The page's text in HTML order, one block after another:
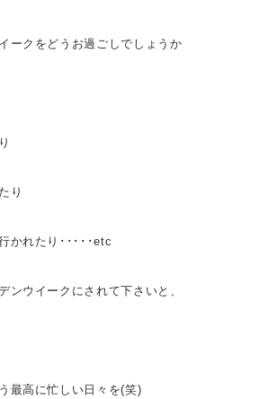
ークをどうお過ごしでしょうか
り
かれたり･････etc
ンウイークにされて下さいと、
最高に忙しい日々を(笑)